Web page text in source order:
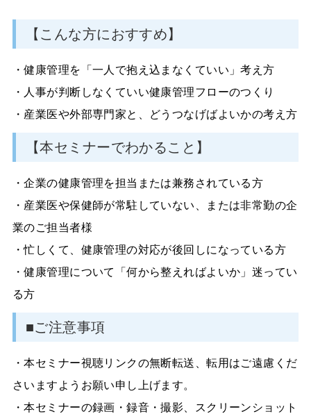
【こんな方におすすめ】
・健康管理を「一人で抱え込まなくていい」考え方
・人事が判断しなくていい健康管理フローのつくり
・産業医や外部専門家と、どうつなげばよいかの考え方
【本セミナーでわかること】
・企業の健康管理を担当または兼務されている方
・産業医や保健師が常駐していない、または非常勤の企
業のご担当者様
・忙しくて、健康管理の対応が後回しになっている方
・健康管理について「何から整えればよいか」迷ってい
る方
■ご注意事項
・本セミナー視聴リンクの無断転送、転用はご遠慮くだ
さいますようお願い申し上げます。
・本セミナーの録画・録音・撮影、スクリーンショット